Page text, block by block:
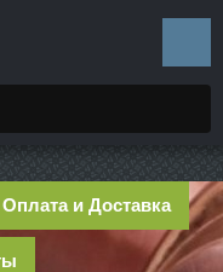
Оплата и Доставка